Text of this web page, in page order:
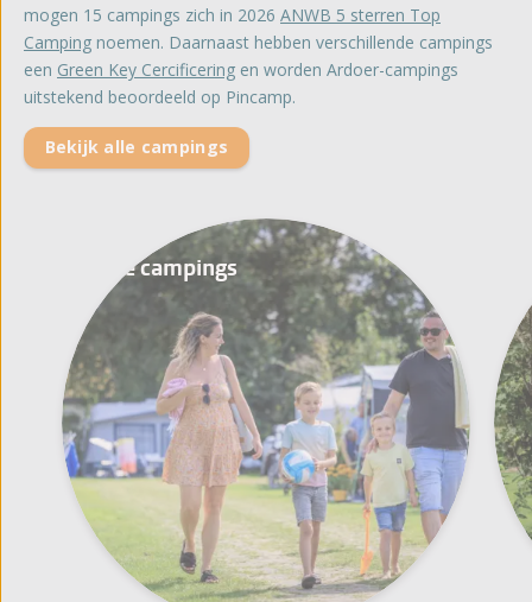
mogen 15 campings zich in 2026 ANWB 5 sterren Top
Camping noemen. Daarnaast hebben verschillende campings
een Green Key Cercificering en worden Ardoer-campings
uitstekend beoordeeld op Pincamp.
Bekijk alle campings
Alle campings